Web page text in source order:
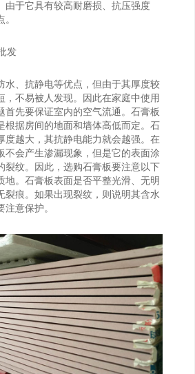
由于它具有较高耐磨损、抗压强度
水、抗静电等优点，但由于其厚度较
，不易被人发现。因此在家庭中使用
首先要保证室内的空气流通。石膏板
根据房间的地面和墙体高低而定。石
度越大，其抗静电能力就会越强。在
不会产生渗漏现象，但是它的表面涂
裂纹。因此，选购石膏板要注意以下
地。石膏板表面是否平整光滑、无明
裂痕。如果出现裂纹，则说明其含水
意保护。